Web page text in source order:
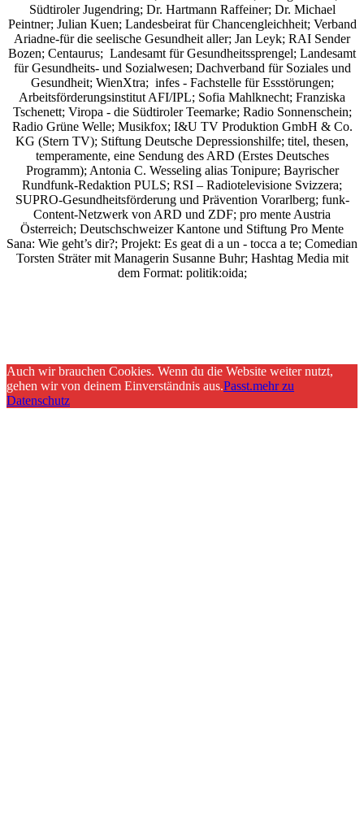
Südtiroler Jugendring; Dr. Hartmann Raffeiner; Dr. Michael
Peintner; Julian Kuen; Landesbeirat für Chancengleichheit; Verband
Ariadne-für die seelische Gesundheit aller; Jan Leyk; RAI Sender
Bozen; Centaurus; Landesamt für Gesundheitssprengel; Landesamt
für Gesundheits- und Sozialwesen; Dachverband für Soziales und
Gesundheit; WienXtra; infes - Fachstelle für Essstörungen;
Arbeitsförderungsinstitut AFI/IPL; Sofia Mahlknecht; Franziska
Tschenett; Viropa - die Südtiroler Teemarke; Radio Sonnenschein;
Radio Grüne Welle; Musikfox; I&U TV Produktion GmbH & Co.
KG (Stern TV); Stiftung Deutsche Depressionshilfe; titel, thesen,
temperamente, eine Sendung des ARD (Erstes Deutsches
Programm); Antonia C. Wesseling alias Tonipure; Bayrischer
Rundfunk-Redaktion PULS; RSI – Radiotelevisione Svizzera;
SUPRO-Gesundheitsförderung und Prävention Vorarlberg; funk-
Content-Netzwerk von ARD und ZDF; pro mente Austria
Österreich; Deutschschweizer Kantone und Stiftung Pro Mente
Sana: Wie geht’s dir?; Projekt: Es geat di a un - tocca a te; Comedian
Torsten Sträter mit Managerin Susanne Buhr; Hashtag Media mit
dem Format: politik:oida;
Auch wir brauchen Cookies. Wenn du die Website weiter nutzt,
gehen wir von deinem Einverständnis aus.Passt.mehr zu
Datenschutz